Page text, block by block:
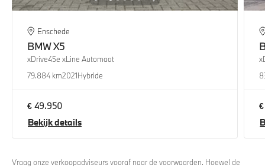
Enschede
BMWX5
xDrive45e xLine Automaat
79.884 km2021Hybride
€ 49.950
Bekijk details
Vraag onze verkoopadviseurs vooraf naar de voorwaarden. Hoewel de